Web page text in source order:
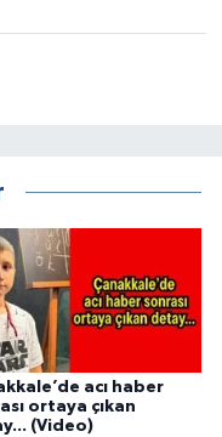
acı haber
ortaya çıkan
(Video)